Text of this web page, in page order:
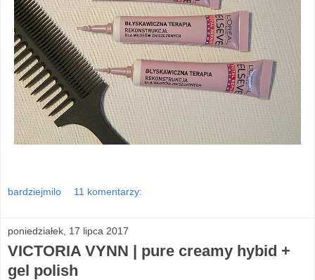
bardziejmilo 11 komentarzy:
poniedziałek, 17 lipca 2017
VICTORIA VYNN | pure creamy hybid +
gel polish